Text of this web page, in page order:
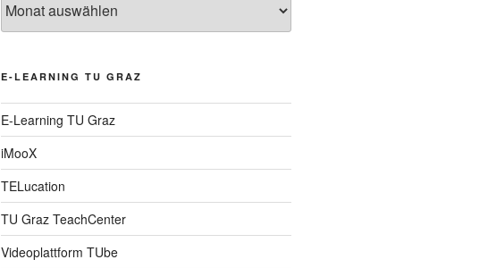
E-LEARNING TU GRAZ
E-Learning TU Graz
iMooX
TELucation
TU Graz TeachCenter
Videoplattform TUbe